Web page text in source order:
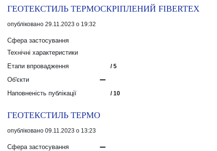
ГЕОТЕКСТИЛЬ ТЕРМОСКРІПЛЕНИЙ FIBERTEX
опубліковано 29.11.2023 о 19:32
Сфера застосування
Технічні характеристики
Етапи впровадження
/ 5
Об'єкти
Наповненість публікації
/ 10
ГЕОТЕКСТИЛЬ ТЕРМО
опубліковано 09.11.2023 о 13:23
Сфера застосування